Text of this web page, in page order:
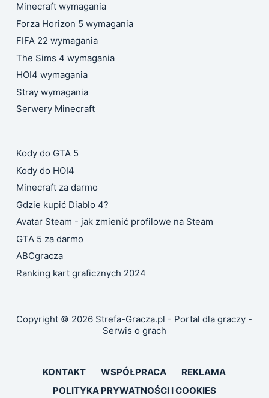
Minecraft wymagania
Forza Horizon 5 wymagania
FIFA 22 wymagania
The Sims 4 wymagania
HOI4 wymagania
Stray wymagania
Serwery Minecraft
Kody do GTA 5
Kody do HOI4
Minecraft za darmo
Gdzie kupić Diablo 4?
Avatar Steam - jak zmienić profilowe na Steam
GTA 5 za darmo
ABCgracza
Ranking kart graficznych 2024
Copyright © 2026 Strefa-Gracza.pl - Portal dla graczy -
Serwis o grach
KONTAKT WSPÓŁPRACA
REKLAMA
POLITYKA PRYWATNOŚCI I COOKIES